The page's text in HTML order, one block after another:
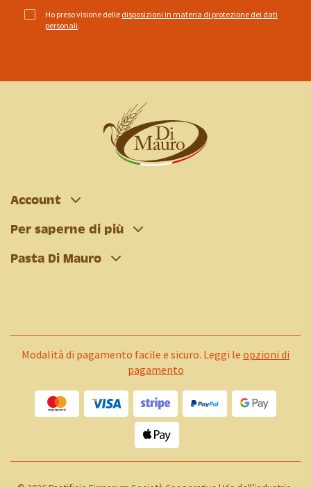
Ho preso visione delle disposizioni in materia di protezione dei dati
personali.
Account
Per saperne di più
Pasta Di Mauro
Modalità di pagamento facile e sicuro. Leggi le opzioni di
pagamento